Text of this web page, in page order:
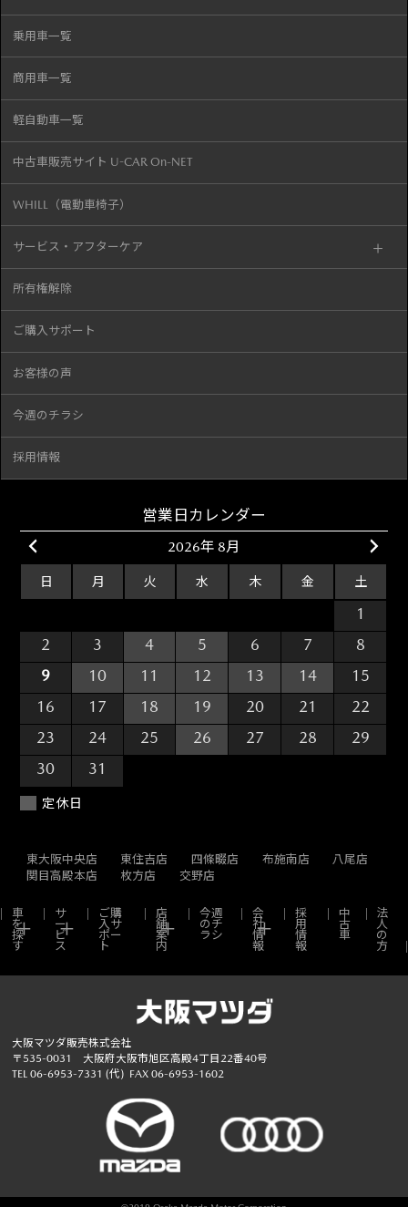
乗用車一覧
商用車一覧
軽自動車一覧
中古車販売サイト U-CAR On-NET
WHILL（電動車椅子）
サービス・アフターケア
所有権解除
ご購入サポート
お客様の声
今週のチラシ
採用情報
営業日カレンダー
2026年 8月
日 月 火 水 木 金 土
1
2
3 4 5 6 7
8
9
10 11 12 13 14
15
16
17 18 19 20 21
22
23
24 25 26 27 28
29
30
31
定休日
東大阪中央店 東住吉店 四條畷店 布施南店
八尾店
関目高殿本店
枚方店 交野店
車
を
探
す
サ
ー
ビ
ス
ご購
入サ
ポー
ト
店
舗
案
内
今週
のチ
ラシ
会
社
情
報
採
用
情
報
中
古
車
法
人
の
方
大阪マツダ販売株式会社
〒535-0031 大阪府大阪市旭区高殿4丁目22番40号
TEL 06-6953-7331 (代) FAX 06-6953-1602